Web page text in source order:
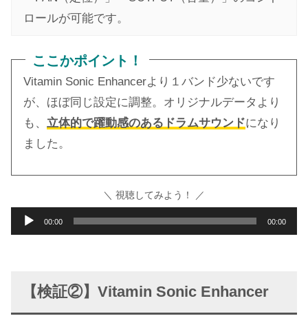
ロールが可能です。
ここかポイント！
Vitamin Sonic Enhancerより１バンド少ないです
が、ほぼ同じ設定に調整。オリジナルデータより
も、 立体的で躍動感のあるドラムサウンドになり
ました。
＼ 視聴してみよう！ ／
声
00:00 00:00
【検証②】Vitamin Sonic Enhancer